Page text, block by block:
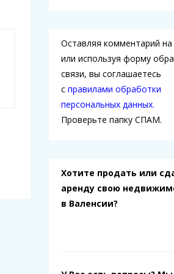
Оставляя комментарий на
или используя форму
связи, вы соглашаетесь
с правилами обработки
персональных данных.
Проверьте папку СПАМ.
Хотите продать или
аренду свою
в Валенсии?